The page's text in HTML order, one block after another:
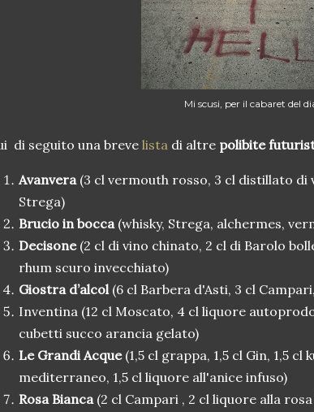
Mi scusi, per il cabaret del
di seguito una breve lista di altre polibite
Avanvera(3 cl vermouth rosso, 3 cl distillato di
Strega)
Brucio in bocca(whisky, Strega, alchermes,
Decisone(2 cl di vino chinato, 2 cl di Barolo
rhum scuro invecchiato)
Giostra d’alcol(6 cl Barbera d'Asti, 3 cl
Inventina (12 cl Moscato, 4 cl liquore
cubetti succo arancia gelato)
Le Grandi Acque(1,5 cl grappa, 1,5 cl Gin, 1,5
mediterraneo, 1,5 cl liquore all'anice infuso)
Rosa Bianca (2 cl Campari , 2 cl liquore alla